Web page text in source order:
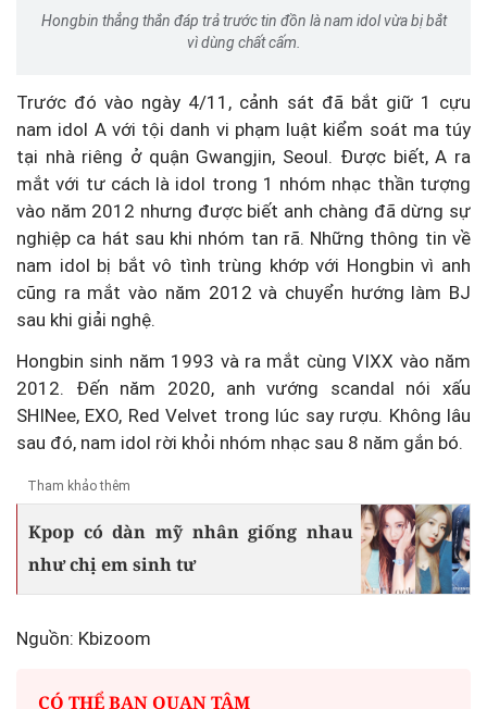
Hongbin thẳng thắn đáp trả trước tin đồn là nam idol vừa bị bắt
vì dùng chất cấm.
Trước đó vào ngày 4/11, cảnh sát đã bắt giữ 1 cựu
nam idol A với tội danh vi phạm luật kiểm soát ma túy
tại nhà riêng ở quận Gwangjin, Seoul. Được biết, A ra
mắt với tư cách là idol trong 1 nhóm nhạc thần tượng
vào năm 2012 nhưng được biết anh chàng đã dừng sự
nghiệp ca hát sau khi nhóm tan rã. Những thông tin về
nam idol bị bắt vô tình trùng khớp với Hongbin vì anh
cũng ra mắt vào năm 2012 và chuyển hướng làm BJ
sau khi giải nghệ.
Hongbin sinh năm 1993 và ra mắt cùng VIXX vào năm
2012. Đến năm 2020, anh vướng scandal nói xấu
SHINee, EXO, Red Velvet trong lúc say rượu. Không lâu
sau đó, nam idol rời khỏi nhóm nhạc sau 8 năm gắn bó.
Tham khảo thêm
Kpop có dàn mỹ nhân giống nhau
như chị em sinh tư
Nguồn: Kbizoom
CÓ THỂ BẠN QUAN TÂM